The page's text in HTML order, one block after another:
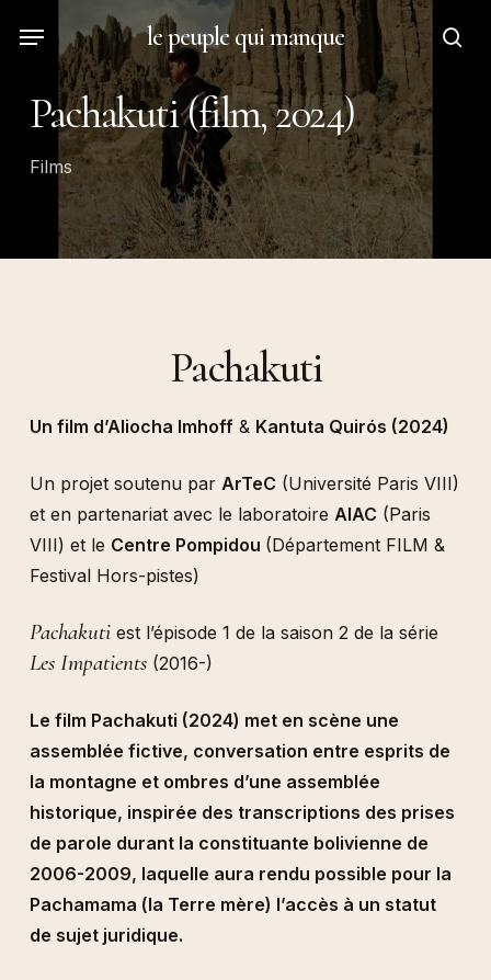
content
le peuple qui manque
Menu
Pachakuti (film, 2024)
Films
Pachakuti
Un film d’Aliocha Imhoff& Kantuta Quirós (2024)
Un projet soutenu par ArTeC (Université Paris VIII)
et en partenariat avec le laboratoire AIAC (Paris
VIII) et le Centre Pompidou (Département FILM &
Festival Hors-pistes)
Pachakutiest l’épisode 1 de la saison 2 de la série
Les Impatients(2016-)
Le film Pachakuti (2024) met en scène une
assemblée fictive, conversation entre esprits de
la montagne et ombres d’une assemblée
historique, inspirée des transcriptions des prises
de parole durant la constituante bolivienne de
2006-2009, laquelle aura rendu possible pour la
Pachamama (la Terre mère) l’accès à un statut
de sujet juridique.